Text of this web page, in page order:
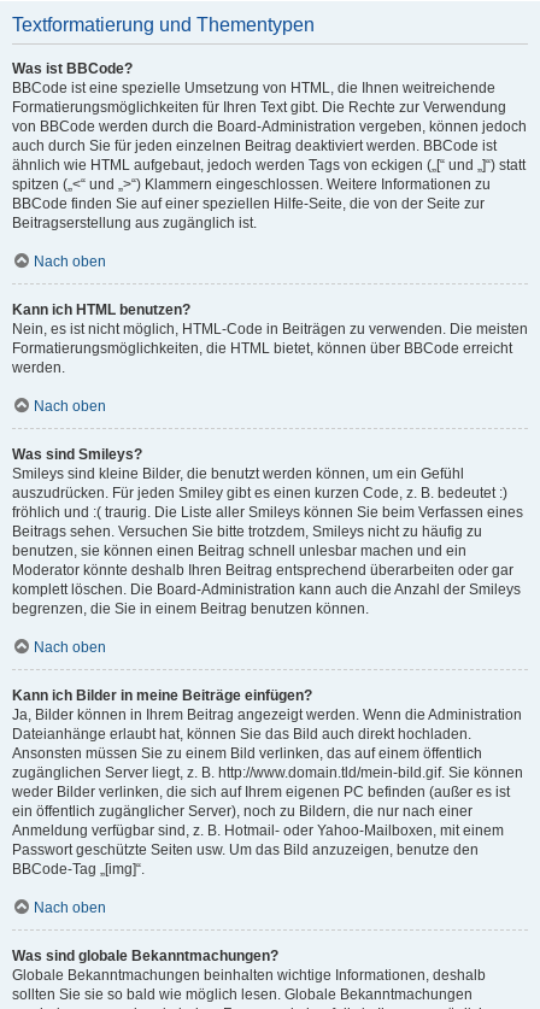
Textformatierung und Thementypen
Was ist BBCode?
BBCode ist eine spezielle Umsetzung von HTML, die Ihnen weitreichende
Formatierungsmöglichkeiten für Ihren Text gibt. Die Rechte zur Verwendung
von BBCode werden durch die Board-Administration vergeben, können jedoch
auch durch Sie für jeden einzelnen Beitrag deaktiviert werden. BBCode ist
ähnlich wie HTML aufgebaut, jedoch werden Tags von eckigen („[“ und „]“) statt
spitzen („<“ und „>“) Klammern eingeschlossen. Weitere Informationen zu
BBCode finden Sie auf einer speziellen Hilfe-Seite, die von der Seite zur
Beitragserstellung aus zugänglich ist.
Nach oben
Kann ich HTML benutzen?
Nein, es ist nicht möglich, HTML-Code in Beiträgen zu verwenden. Die meisten
Formatierungsmöglichkeiten, die HTML bietet, können über BBCode erreicht
werden.
Nach oben
Was sind Smileys?
Smileys sind kleine Bilder, die benutzt werden können, um ein Gefühl
auszudrücken. Für jeden Smiley gibt es einen kurzen Code, z. B. bedeutet :)
fröhlich und :( traurig. Die Liste aller Smileys können Sie beim Verfassen eines
Beitrags sehen. Versuchen Sie bitte trotzdem, Smileys nicht zu häufig zu
benutzen, sie können einen Beitrag schnell unlesbar machen und ein
Moderator könnte deshalb Ihren Beitrag entsprechend überarbeiten oder gar
komplett löschen. Die Board-Administration kann auch die Anzahl der Smileys
begrenzen, die Sie in einem Beitrag benutzen können.
Nach oben
Kann ich Bilder in meine Beiträge einfügen?
Ja, Bilder können in Ihrem Beitrag angezeigt werden. Wenn die Administration
Dateianhänge erlaubt hat, können Sie das Bild auch direkt hochladen.
Ansonsten müssen Sie zu einem Bild verlinken, das auf einem öffentlich
zugänglichen Server liegt, z. B. http://www.domain.tld/mein-bild.gif. Sie können
weder Bilder verlinken, die sich auf Ihrem eigenen PC befinden (außer es ist
ein öffentlich zugänglicher Server), noch zu Bildern, die nur nach einer
Anmeldung verfügbar sind, z. B. Hotmail- oder Yahoo-Mailboxen, mit einem
Passwort geschützte Seiten usw. Um das Bild anzuzeigen, benutze den
BBCode-Tag „[img]“.
Nach oben
Was sind globale Bekanntmachungen?
Globale Bekanntmachungen beinhalten wichtige Informationen, deshalb
sollten Sie sie so bald wie möglich lesen. Globale Bekanntmachungen